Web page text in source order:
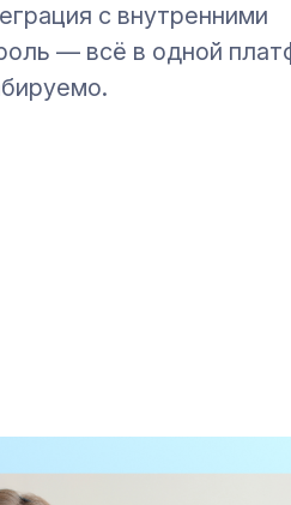
с внутренними
— всё в одной